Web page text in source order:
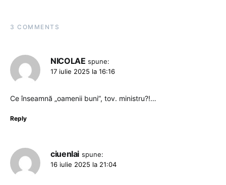
3 COMMENTS
NICOLAE spune:
17 iulie 2025 la 16:16
Ce înseamnă „oamenii buni”, tov. ministru?!…
Reply
ciuenlai spune:
16 iulie 2025 la 21:04